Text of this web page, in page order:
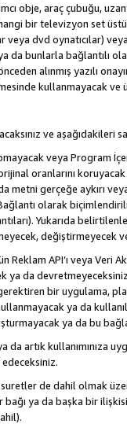
obje, araç çubuğu,
bir televizyon set
veya dvd oynatıcılar)
da bunlarla bağlantılı
alınmış yazılı
kullanmayacak ve
ve aşağıdakileri
veya Program
oranlarını
metni gerçeğe aykırı
olarak
Yukarıda
API’ı veya Veri
ya da
bir uygulama,
ya da
ya da bu
da artık kullanımınıza
de dahil olmak
ya da başka bir